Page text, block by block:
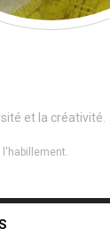
et la créativité.